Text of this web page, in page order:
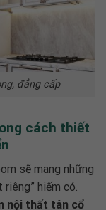
đẳng cấp
cách thiết
sẽ mang những
hiếm có.
nội thất tân cổ